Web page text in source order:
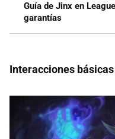
Guía de Jinx en
garantías
Interacciones